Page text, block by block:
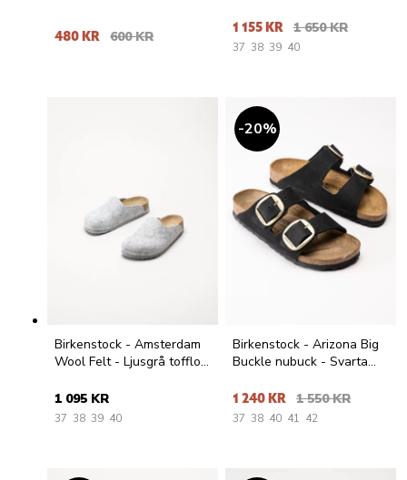
480 KR 600 KR
1 155 KR 1 650 KR
37 38 39 40
Birkenstock - Amsterdam
Wool Felt - Ljusgrå tofflor
1 095 KR
37 38 39 40
20%
Birkenstock - Arizona Big
Buckle nubuck - Svarta
1 240 KR 1 550 KR
37 38 40 41 42